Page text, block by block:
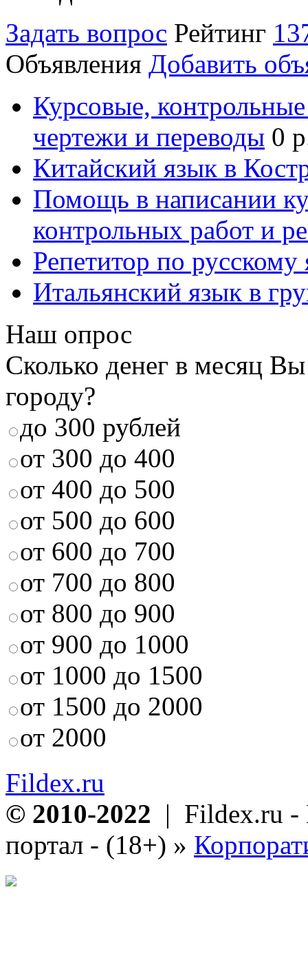
Задать вопрос Рейтинг
Объявления Добавить
Курсовые,
чертежи и переводы 0
Китайский язык в
Помощь в написании
контрольных работ и
Репетитор по русскому
Итальянский язык в
Наш опрос
Сколько денег в месяц
городу?
до 300 рублей
от 300 до 400
от 400 до 500
от 500 до 600
от 600 до 700
от 700 до 800
от 800 до 900
от 900 до 1000
от 1000 до 1500
от 1500 до 2000
от 2000
Fildex.ru
© 2010-2022 | Fildex.ru -
портал - (18+) »